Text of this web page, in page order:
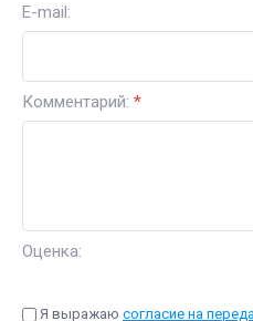
E-mail:
Комментарий: *
Оценка:
Я выражаю согласие на